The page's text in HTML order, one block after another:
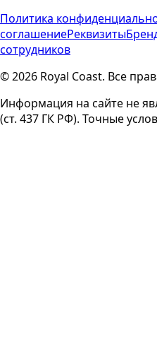
Политика
соглашениеРеквизиты
сотрудников
© 2026 Royal Coast. Все
Информация на сайте не
(ст. 437 ГК РФ). Точные